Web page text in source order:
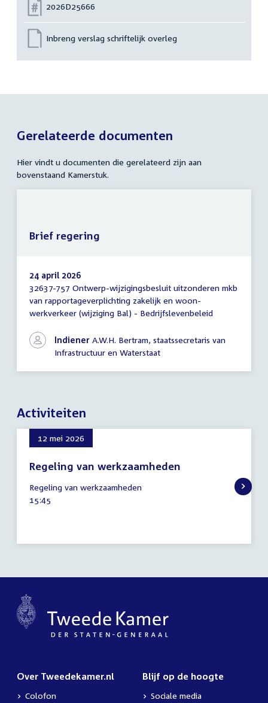
Nummer:
2026D25666
Inbreng verslag schriftelijk overleg
Gerelateerde documenten
Hier vindt u documenten die gerelateerd zijn aan
bovenstaand Kamerstuk.
Brief
regering
24 april 2026
32637-757 Ontwerp-wijzigingsbesluit uitzonderen mkb
van rapportageverplichting zakelijk en woon-
werkverkeer (wijziging Bal) - Bedrijfslevenbeleid
Indiener A.W.H. Bertram, staatssecretaris van
Infrastructuur en Waterstaat
Brief regering
Activiteiten
12 mei 2026
Regeling van werkzaamheden
mei
2026
Regeling van werkzaamheden
Tijd
15:45
Over Tweedekamer.nl
Colofon
Blijf op de hoogte
Sociale media